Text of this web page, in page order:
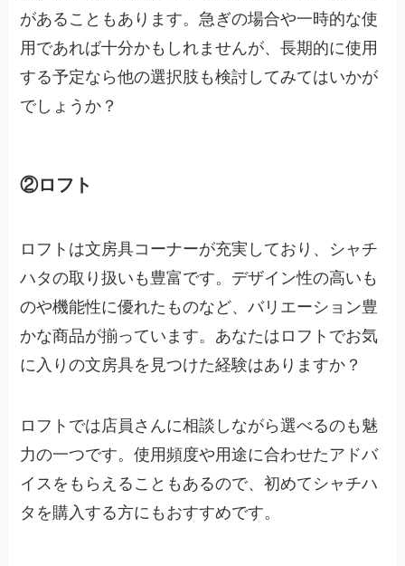
があることもあります。急ぎの場合や一時的な使
用であれば十分かもしれませんが、長期的に使用
する予定なら他の選択肢も検討してみてはいかが
でしょうか？
②ロフト
ロフトは文房具コーナーが充実しており、シャチ
ハタの取り扱いも豊富です。デザイン性の高いも
のや機能性に優れたものなど、バリエーション豊
かな商品が揃っています。あなたはロフトでお気
に入りの文房具を見つけた経験はありますか？
ロフトでは店員さんに相談しながら選べるのも魅
力の一つです。使用頻度や用途に合わせたアドバ
イスをもらえることもあるので、初めてシャチハ
タを購入する方にもおすすめです。